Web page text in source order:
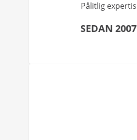
Pålitlig expertis
SEDAN 2007